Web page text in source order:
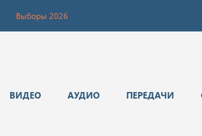
Выборы 2026
ВИДЕО АУДИО ПЕРЕДАЧИ